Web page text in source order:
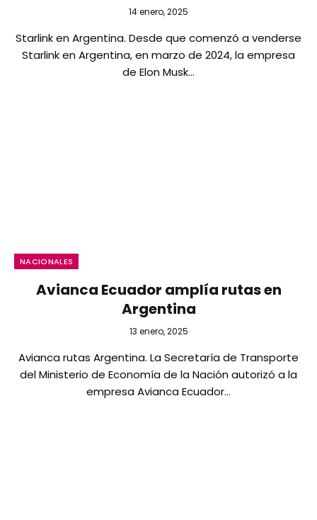
14 enero, 2025
Starlink en Argentina. Desde que comenzó a venderse
Starlink en Argentina, en marzo de 2024, la empresa
de Elon Musk…
NACIONALES
Avianca Ecuador amplía rutas en
Argentina
13 enero, 2025
Avianca rutas Argentina. La Secretaría de Transporte
del Ministerio de Economía de la Nación autorizó a la
empresa Avianca Ecuador…